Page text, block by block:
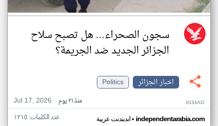
سجون الصحراء... هل تصبح سلاح
الجزائر الجديد ضد الجريمة؟
اخبار الجزائر
Politics
Jul 17, 2026
منذ ٢١ يوم IG34AO
اندبندنت عربية• independentarabia.com عدد الكلمات: ١٢١٥